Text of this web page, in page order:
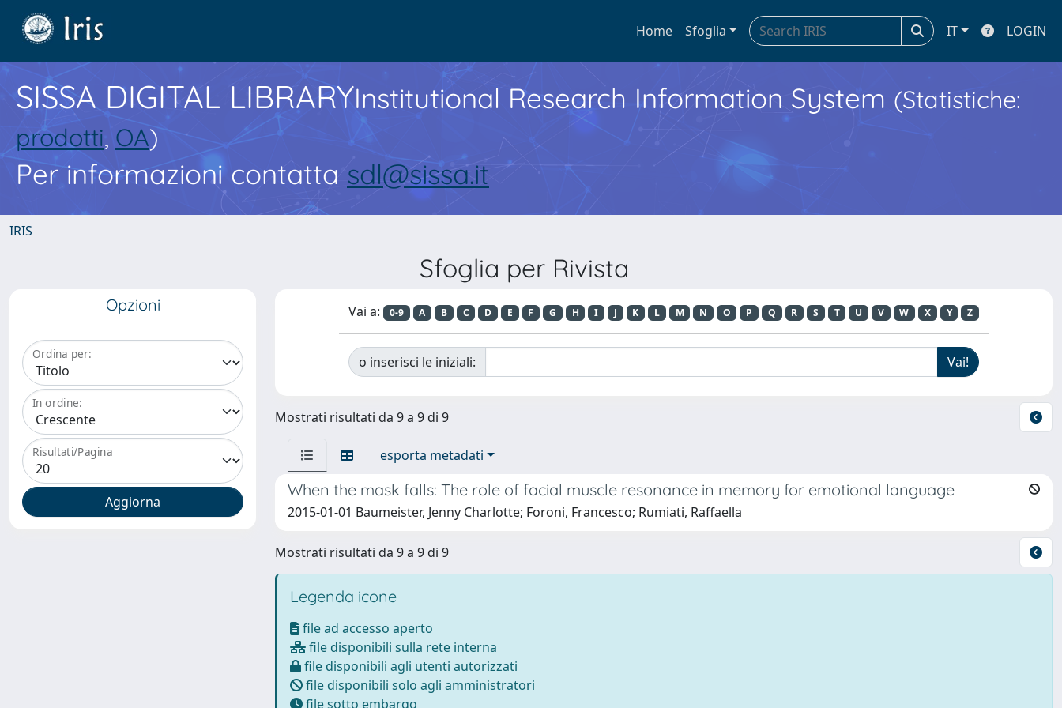
Home Sfoglia IT LOGIN
SISSA DIGITAL LIBRARYInstitutional Research Information System (Statistiche:
prodotti, OA)
Per informazioni contatta sdl@sissa.it
IRIS
Sfoglia per Rivista
Opzioni
Ordina per:
In ordine:
Risultati/Pagina
Vai a: 0-9 A B C D E F G H I J K L M N O P Q R S T U V W X Y Z
o inserisci le iniziali:
Mostrati risultati da 9 a 9 di 9
esporta metadati
When the mask falls: The role of facial muscle resonance in memory for emotional language
2015-01-01 Baumeister, Jenny Charlotte; Foroni, Francesco; Rumiati, Raffaella
Mostrati risultati da 9 a 9 di 9
Legenda icone
file ad accesso aperto
file disponibili sulla rete interna
file disponibili agli utenti autorizzati
file disponibili solo agli amministratori
file sotto embargo